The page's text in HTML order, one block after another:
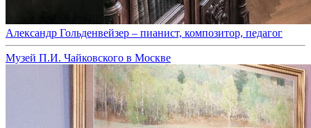
Александр Гольденвейзер – пианист, композитор, педагог
Музей П.И. Чайковского в Москве